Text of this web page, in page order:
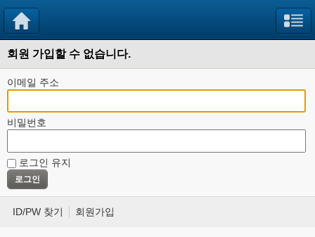
회원 가입할 수 없습니다.
이메일 주소
비밀번호
로그인 유지
ID/PW 찾기 회원가입